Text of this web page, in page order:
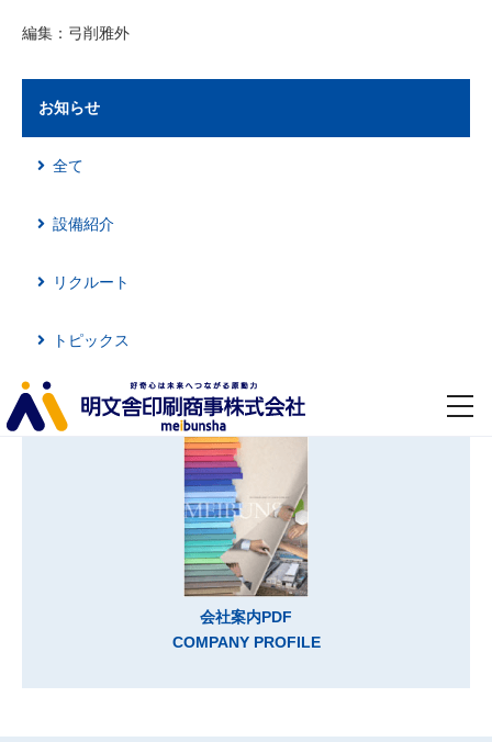
編集：弓削雅外
お知らせ
全て
設備紹介
リクルート
トピックス
会社案内PDF
COMPANY PROFILE